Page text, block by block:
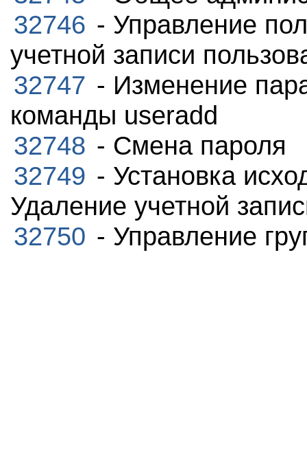
32746 - Управление
учетной записи
32747 - Изменение
команды useradd
32748 - Смена пароля
32749 - Установка
Удаление учетной
32750 - Управление